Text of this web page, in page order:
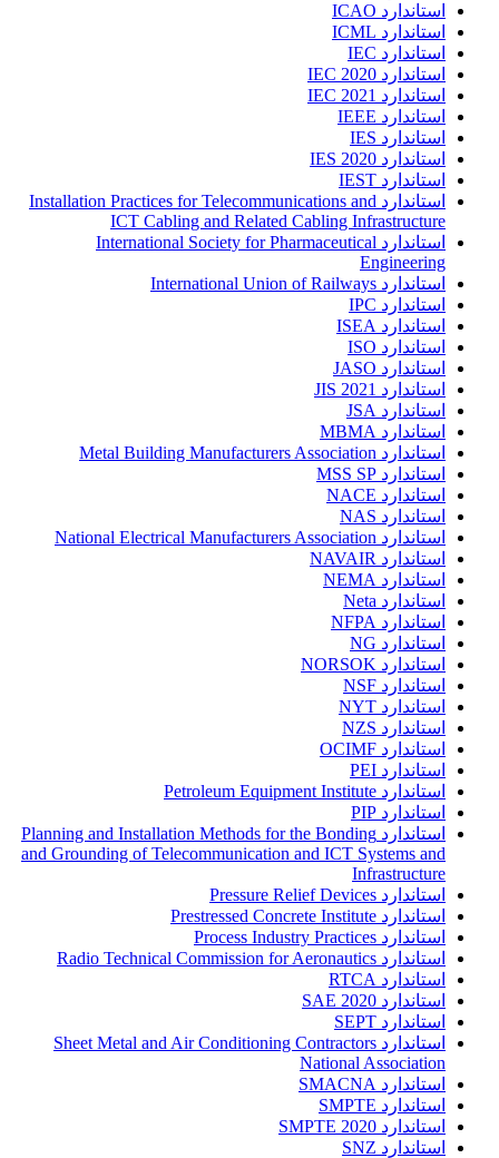
استاندارد ICAO
استاندارد ICML
استاندارد IEC
استاندارد IEC 2020
استاندارد IEC 2021
استاندارد IEEE
استاندارد IES
استاندارد IES 2020
استاندارد IEST
استاندارد Installation Practices for Telecommunications and
ICT Cabling and Related Cabling Infrastructure
استاندارد International Society for Pharmaceutical
Engineering
استاندارد International Union of Railways
استاندارد IPC
استاندارد ISEA
استاندارد ISO
استاندارد JASO
استاندارد JIS 2021
استاندارد JSA
استاندارد MBMA
استاندارد Metal Building Manufacturers Association
استاندارد MSS SP
استاندارد NACE
استاندارد NAS
استاندارد National Electrical Manufacturers Association
استاندارد NAVAIR
استاندارد NEMA
استاندارد Neta
استاندارد NFPA
استاندارد NG
استاندارد NORSOK
استاندارد NSF
استاندارد NYT
استاندارد NZS
استاندارد OCIMF
استاندارد PEI
استاندارد Petroleum Equipment Institute
استاندارد PIP
استاندارد Planning and Installation Methods for the Bonding
and Grounding of Telecommunication and ICT Systems and
Infrastructure
استاندارد Pressure Relief Devices
استاندارد Prestressed Concrete Institute
استاندارد Process Industry Practices
استاندارد Radio Technical Commission for Aeronautics
استاندارد RTCA
استاندارد SAE 2020
استاندارد SEPT
استاندارد Sheet Metal and Air Conditioning Contractors
National Association
استاندارد SMACNA
استاندارد SMPTE
استاندارد SMPTE 2020
استاندارد SNZ